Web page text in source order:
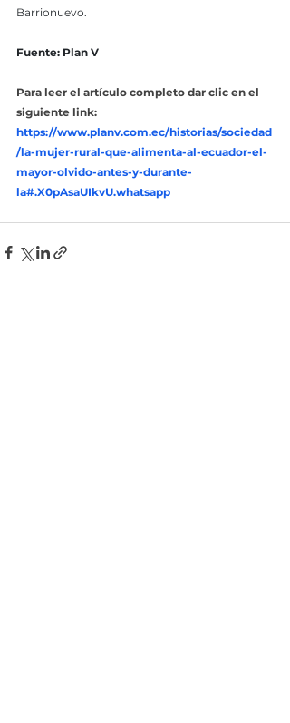
Barrionuevo.
Fuente: Plan V
Para leer el artículo completo dar clic en el
siguiente link:
https://www.planv.com.ec/historias/sociedad
/la-mujer-rural-que-alimenta-al-ecuador-el-
mayor-olvido-antes-y-durante-
la#.X0pAsaUIkvU.whatsapp